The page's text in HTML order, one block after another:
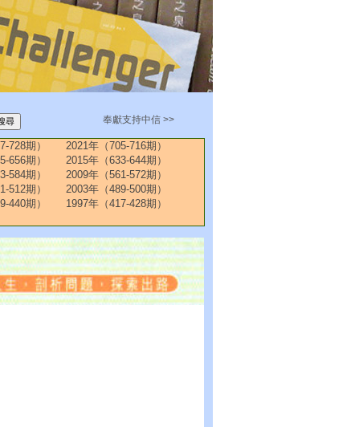
奉獻支持中信 >>
728期）
2021年（705-716期）
656期）
2015年（633-644期）
584期）
2009年（561-572期）
512期）
2003年（489-500期）
440期）
1997年（417-428期）